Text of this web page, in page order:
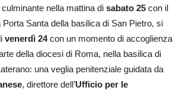
nella mattina di sabato 25 con il
Porta Santa della basilica di San Pietro, si
venerdì 24con un momento di accoglienza
della diocesi di Roma, nella basilica di
una veglia penitenziale guidata da
, direttore dell’Ufficio per le